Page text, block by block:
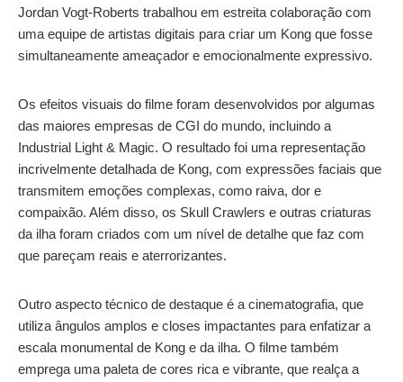
Jordan Vogt-Roberts trabalhou em estreita colaboração com
uma equipe de artistas digitais para criar um Kong que fosse
simultaneamente ameaçador e emocionalmente expressivo.
Os efeitos visuais do filme foram desenvolvidos por algumas
das maiores empresas de CGI do mundo, incluindo a
Industrial Light & Magic. O resultado foi uma representação
incrivelmente detalhada de Kong, com expressões faciais que
transmitem emoções complexas, como raiva, dor e
compaixão. Além disso, os Skull Crawlers e outras criaturas
da ilha foram criados com um nível de detalhe que faz com
que pareçam reais e aterrorizantes.
Outro aspecto técnico de destaque é a cinematografia, que
utiliza ângulos amplos e closes impactantes para enfatizar a
escala monumental de Kong e da ilha. O filme também
emprega uma paleta de cores rica e vibrante, que realça a